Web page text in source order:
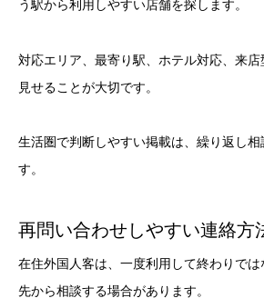
う駅から利用しやすい店舗を探します。
対応エリア、最寄り駅、ホテル対応、来
見せることが大切です。
生活圏で判断しやすい掲載は、繰り返し相
す。
再問い合わせしやすい連絡方
在住外国人客は、一度利用して終わりで
先から相談する場合があります。